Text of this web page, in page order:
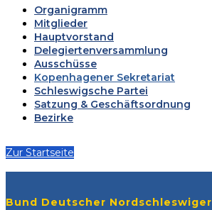
Organigramm
Mitglieder
Hauptvorstand
Delegiertenversammlung
Ausschüsse
Kopenhagener Sekretariat
Schleswigsche Partei
Satzung & Geschäftsordnung
Bezirke
Zur Startseite
Bund Deutscher Nordschleswiger